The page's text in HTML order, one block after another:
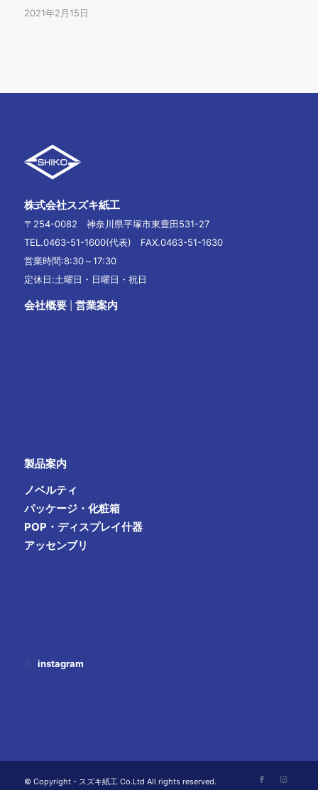
2021年2月15日
株式会社スズキ紙工
〒254-0082 神奈川県平塚市東豊田531-27
TEL.0463-51-1600(代表) FAX.0463-51-1630
営業時間:8:30～17:30
定休日:土曜日・日曜日・祝日
会社概要| 営業案内
製品案内
ノベルティ
パッケージ・化粧箱
POP・ディスプレイ什器
アッセンブリ
instagram
© Copyright - スズキ紙工 Co.Ltd All rights reserved.